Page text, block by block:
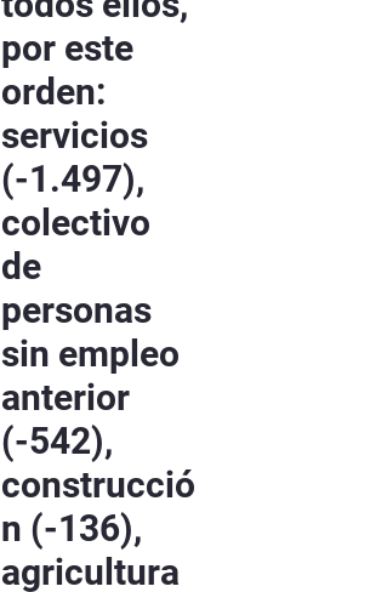
por este
orden:
servicios
(-1.497),
colectivo
de
personas
sin empleo
anterior
(-542),
construcció
n (-136),
agricultura